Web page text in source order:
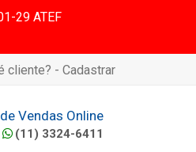
29 ATEF
cliente? - Cadastrar
Vendas Online
(11) 3324-6411